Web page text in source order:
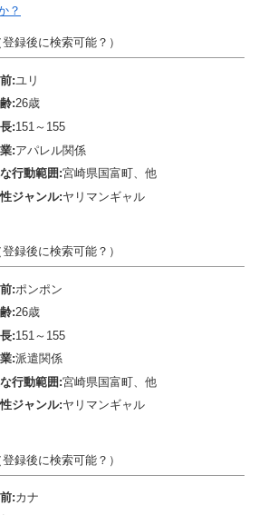
？
録後に検索可能？）
:ユリ
:26歳
:151～155
:アパレル関係
行動範囲:宮崎県国富町、他
ジャンル:ヤリマンギャル
録後に検索可能？）
:ポンポン
:26歳
:151～155
:派遣関係
行動範囲:宮崎県国富町、他
ジャンル:ヤリマンギャル
録後に検索可能？）
:カナ